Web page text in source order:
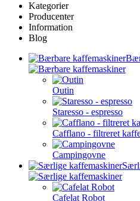
Kategorier
Producenter
Information
Blog
Outin
Staresso - espresso
Cafflano - filtreret
Campingovne
Cafelat Robot